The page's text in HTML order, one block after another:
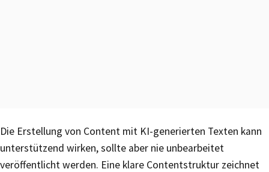
Die Erstellung von Content mit KI-generierten Texten kann
unterstützend wirken, sollte aber nie unbearbeitet
veröffentlicht werden. Eine klare Contentstruktur zeichnet